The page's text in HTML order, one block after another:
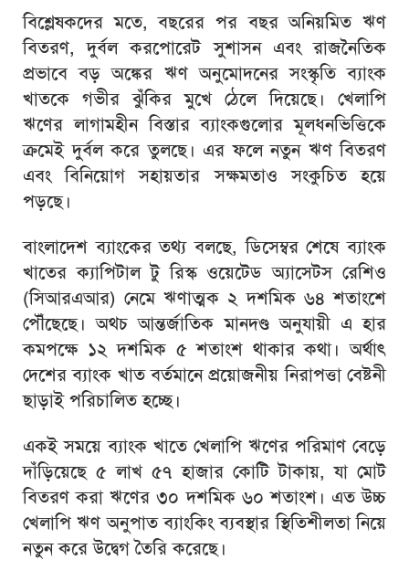
বিশ্লেষকদের মতে, বছরের পর বছর অনিয়মিত ঋণ
বিতরণ, দুর্বল করপোরেট সুশাসন এবং রাজনৈতিক
প্রভাবে বড় অঙ্কের ঋণ অনুমোদনের সংস্কৃতি ব্যাংক
খাতকে গভীর ঝুঁকির মুখে ঠেলে দিয়েছে। খেলাপি
ঋণের লাগামহীন বিস্তার ব্যাংকগুলোর মূলধনভিত্তিকে
ক্রমেই দুর্বল করে তুলছে। এর ফলে নতুন ঋণ বিতরণ
এবং বিনিয়োগ সহায়তার সক্ষমতাও সংকুচিত হয়ে
পড়ছে।
বাংলাদেশ ব্যাংকের তথ্য বলছে, ডিসেম্বর শেষে ব্যাংক
খাতের ক্যাপিটাল টু রিস্ক ওয়েটেড অ্যাসেটস রেশিও
(সিআরএআর) নেমে ঋণাত্মক ২ দশমিক ৬৪ শতাংশে
পৌঁছেছে। অথচ আন্তর্জাতিক মানদণ্ড অনুযায়ী এ হার
কমপক্ষে ১২ দশমিক ৫ শতাংশ থাকার কথা। অর্থাৎ
দেশের ব্যাংক খাত বর্তমানে প্রয়োজনীয় নিরাপত্তা বেষ্টনী
ছাড়াই পরিচালিত হচ্ছে।
একই সময়ে ব্যাংক খাতে খেলাপি ঋণের পরিমাণ বেড়ে
দাঁড়িয়েছে ৫ লাখ ৫৭ হাজার কোটি টাকায়, যা মোট
বিতরণ করা ঋণের ৩০ দশমিক ৬০ শতাংশ। এত উচ্চ
খেলাপি ঋণ অনুপাত ব্যাংকিং ব্যবস্থার স্থিতিশীলতা নিয়ে
নতুন করে উদ্বেগ তৈরি করেছে।